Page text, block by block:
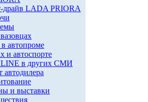
драйв LADA PRIORA
автопроме
и автоспорте
в других СМИ
автодилера
и выставки